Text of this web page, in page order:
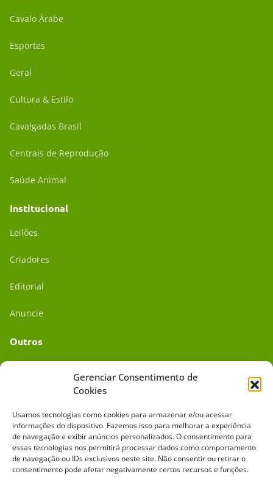
Gerenciar Consentimento de
Cookies
Usamos tecnologias como cookies para armazenar e/ou acessar
informações do dispositivo. Fazemos isso para melhorar a experiência
de navegação e exibir anúncios personalizados. O consentimento para
essas tecnologias nos permitirá processar dados como comportamento
de navegação ou IDs exclusivos neste site. Não consentir ou retirar o
consentimento pode afetar negativamente certos recursos e funções.
Cavalo Árabe
Esportes
Geral
Cultura & Estilo
Cavalgadas Brasil
Centrais de Reprodução
Saúde Animal
Institucional
Leilões
Criadores
Editorial
Anuncie
Outros
Mídia Kit